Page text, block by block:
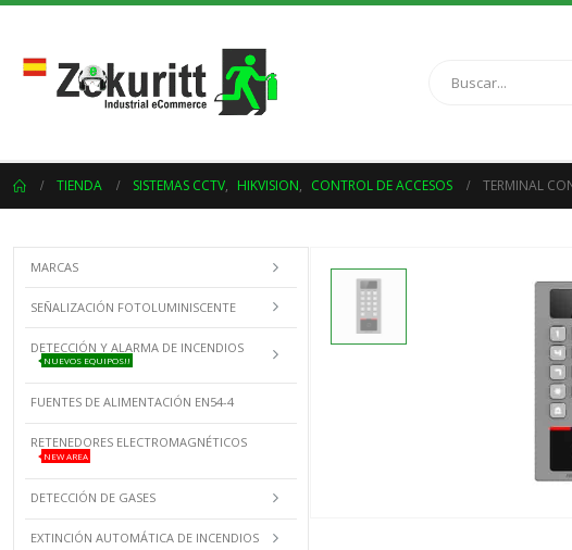
TIENDA SISTEMAS CCTV, HIKVISION, CONTROL DE ACCESOS TERMINAL
MARCAS
SEÑALIZACIÓN FOTOLUMINISCENTE
DETECCIÓN Y ALARMA DE INCENDIOS
NUEVOS EQUIPOS!!
FUENTES DE ALIMENTACIÓN EN54-4
RETENEDORES ELECTROMAGNÉTICOS
NEW AREA
DETECCIÓN DE GASES
EXTINCIÓN AUTOMÁTICA DE INCENDIOS